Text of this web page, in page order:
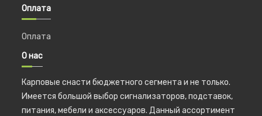
Оплата
Оплата
О нас
Карповые снасти бюджетного сегмента и не только.
Имеется большой выбор сигнализаторов, подставок,
питания, мебели и аксессуаров. Данный ассортимент